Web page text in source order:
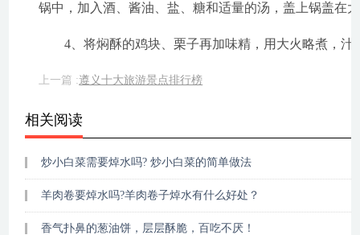
锅中，加入酒、酱油、盐、糖和适量的汤，盖上锅盖在
4、将焖酥的鸡块、栗子再加味精，用大火略煮，
上一篇 :遵义十大旅游景点排行榜
相关阅读
炒小白菜需要焯水吗? 炒小白菜的简单做法
羊肉卷要焯水吗?羊肉卷子焯水有什么好处？
香气扑鼻的葱油饼，层层酥脆，百吃不厌！